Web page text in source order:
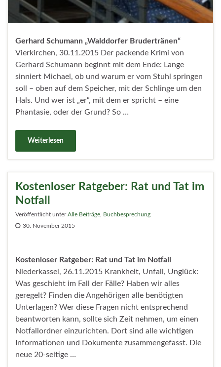
Gerhard Schumann „Walddorfer Brudertränen“
Vierkirchen, 30.11.2015 Der packende Krimi von
Gerhard Schumann beginnt mit dem Ende: Lange
sinniert Michael, ob und warum er vom Stuhl springen
soll – oben auf dem Speicher, mit der Schlinge um den
Hals. Und wer ist „er“, mit dem er spricht – eine
Phantasie, oder der Grund? So …
Weiterlesen
Kostenloser Ratgeber: Rat und Tat im
Notfall
Veröffentlicht unterAlle Beiträge, Buchbesprechung
30. November 2015
Kostenloser Ratgeber: Rat und Tat im Notfall
Niederkassel, 26.11.2015 Krankheit, Unfall, Unglück:
Was geschieht im Fall der Fälle? Haben wir alles
geregelt? Finden die Angehörigen alle benötigten
Unterlagen? Wer diese Fragen nicht entsprechend
beantworten kann, sollte sich Zeit nehmen, um einen
Notfallordner einzurichten. Dort sind alle wichtigen
Informationen und Dokumente zusammengefasst. Die
neue 20-seitige …